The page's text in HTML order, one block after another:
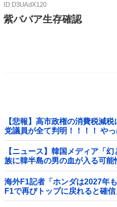
ID:D3UAdX120
紫ババア生存確認
【悲報】高市政権の消費税減
党議員が全て判明！！！！ や
【ニュース】韓国メディア「
族に韓半島の男の血が入る可能
海外F1記者「ホンダは2027年
F1で再びトップに戻れると確